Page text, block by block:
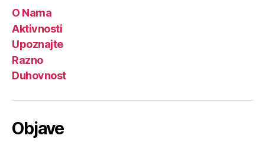
O Nama
Aktivnosti
Upoznajte
Razno
Duhovnost
Objave